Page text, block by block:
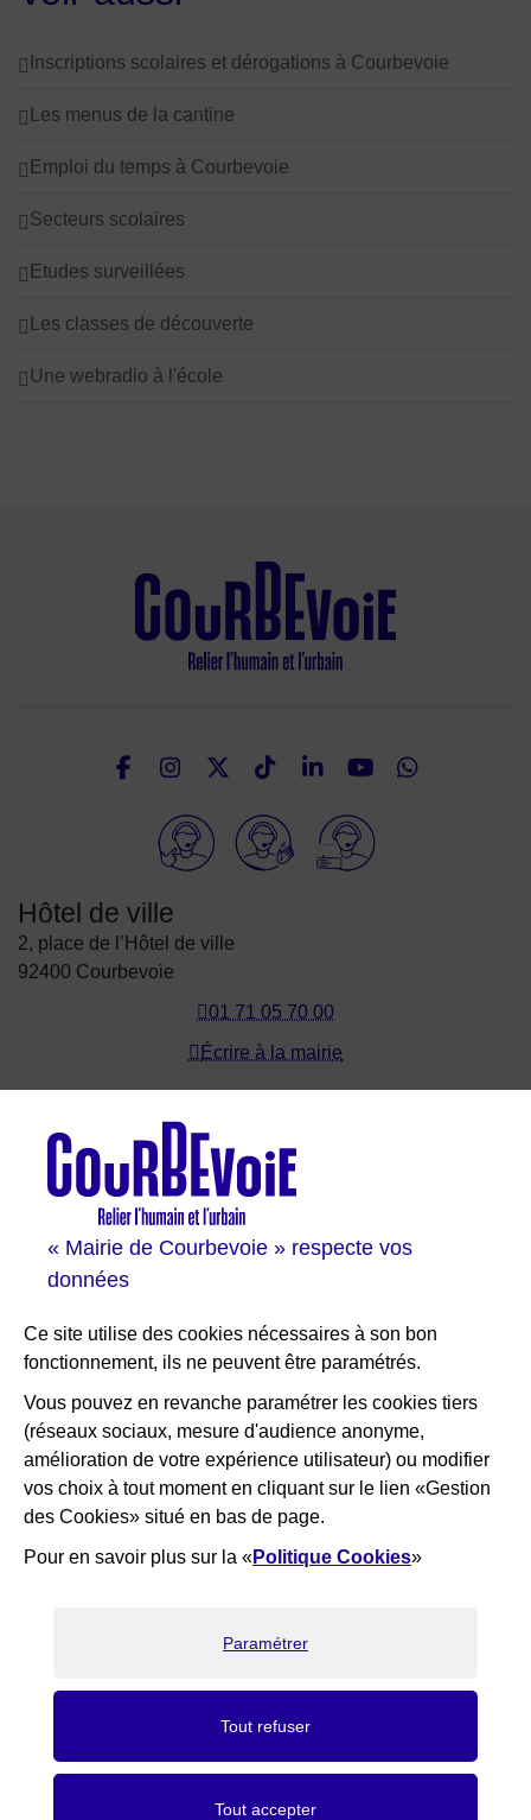
« Mairie de Courbevoie » respecte vos
données
Ce site utilise des cookies nécessaires à son bon
fonctionnement, ils ne peuvent être paramétrés.
Vous pouvez en revanche paramétrer les cookies tiers
(réseaux sociaux, mesure d'audience anonyme,
amélioration de votre expérience utilisateur) ou modifier
vos choix à tout moment en cliquant sur le lien «Gestion
des Cookies» situé en bas de page.
Pour en savoir plus sur la «Politique Cookies»
Paramétrer
Tout refuser
Tout accepter
Inscriptions scolaires et dérogations à Courbevoie
Les menus de la cantine
Emploi du temps à Courbevoie
Secteurs scolaires
Etudes surveillées
Les classes de découverte
Une webradio à l'école
Nous suivre
FacebookInstagramTwitterTikTokLinkedIn
Elioz
Hôtel de ville
2, place de l’Hôtel de ville
92400 Courbevoie
01 71 05 70 00
Écrire à la mairie
Les sites de Courbevoie
Courbevoie espace famille
Val Courbevoie
Sortir à Courbevoie
Solutions entreprises
Portail des bibliothèques
RESTEZ INFORMÉ
Newsletter
Flux RSS
Mentions légalesCrédits
Bienvenue ! Nous sommes là pour